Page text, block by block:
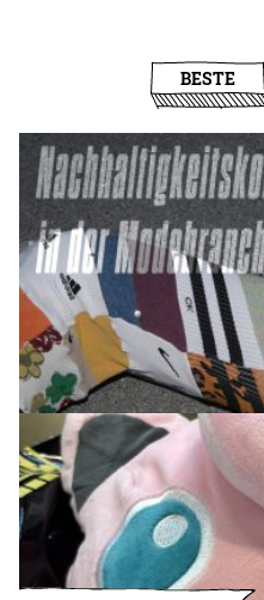
BESTE